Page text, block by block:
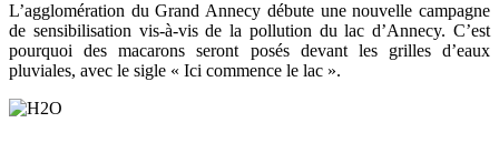
L’agglomération du Grand Annecy débute une nouvelle campagne
de sensibilisation vis-à-vis de la pollution du lac d’Annecy. C’est
pourquoi des macarons seront posés devant les grilles d’eaux
pluviales, avec le sigle « Ici commence le lac ».